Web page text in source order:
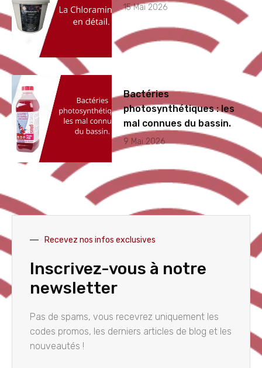
15 Mai 2026
Bactéries
photosynthétiques : les
mal connues du bassin.
9 Mai 2026
Recevez nos infos exclusives
Inscrivez-vous à notre
newsletter
Pas de spams, vous recevrez uniquement les
codes promos, les derniers articles de blog et les
nouveautés !